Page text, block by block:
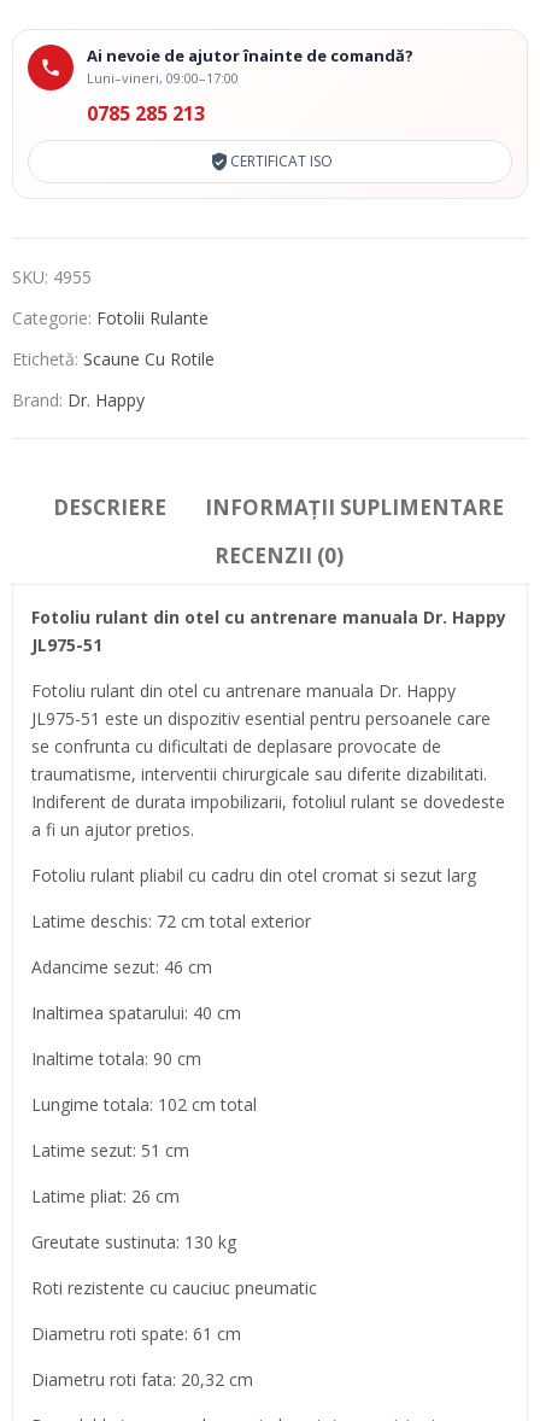
Ai nevoie de ajutor înainte de comandă?
Luni–vineri, 09:00–17:00
0785 285 213
CERTIFICAT ISO
SKU: 4955
Categorie: Fotolii Rulante
Etichetă: Scaune Cu Rotile
Brand: Dr. Happy
DESCRIERE
INFORMAȚII SUPLIMENTARE
RECENZII (0)
Fotoliu rulant din otel cu antrenare manuala Dr. Happy
JL975-51
Fotoliu rulant din otel cu antrenare manuala Dr. Happy
JL975-51 este un dispozitiv esential pentru persoanele care
se confrunta cu dificultati de deplasare provocate de
traumatisme, interventii chirurgicale sau diferite dizabilitati.
Indiferent de durata impobilizarii, fotoliul rulant se dovedeste
a fi un ajutor pretios.
Fotoliu rulant pliabil cu cadru din otel cromat si sezut larg
Latime deschis: 72 cm total exterior
Adancime sezut: 46 cm
Inaltimea spatarului: 40 cm
Inaltime totala: 90 cm
Lungime totala: 102 cm total
Latime sezut: 51 cm
Latime pliat: 26 cm
Greutate sustinuta: 130 kg
Roti rezistente cu cauciuc pneumatic
Diametru roti spate: 61 cm
Diametru roti fata: 20,32 cm